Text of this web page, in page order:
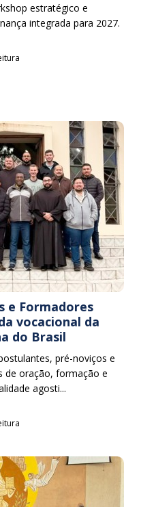
estratégico e
integrada para 2027.
e Formadores
vocacional da
do Brasil
pré-noviços e
de oração, formação e
agosti...